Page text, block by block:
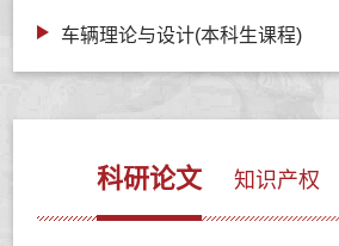
车辆理论与设计(本科生课程)
科研论文 知识产权